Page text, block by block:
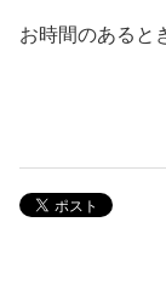
お時間のあると